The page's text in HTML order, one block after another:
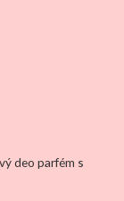
deo parfém s